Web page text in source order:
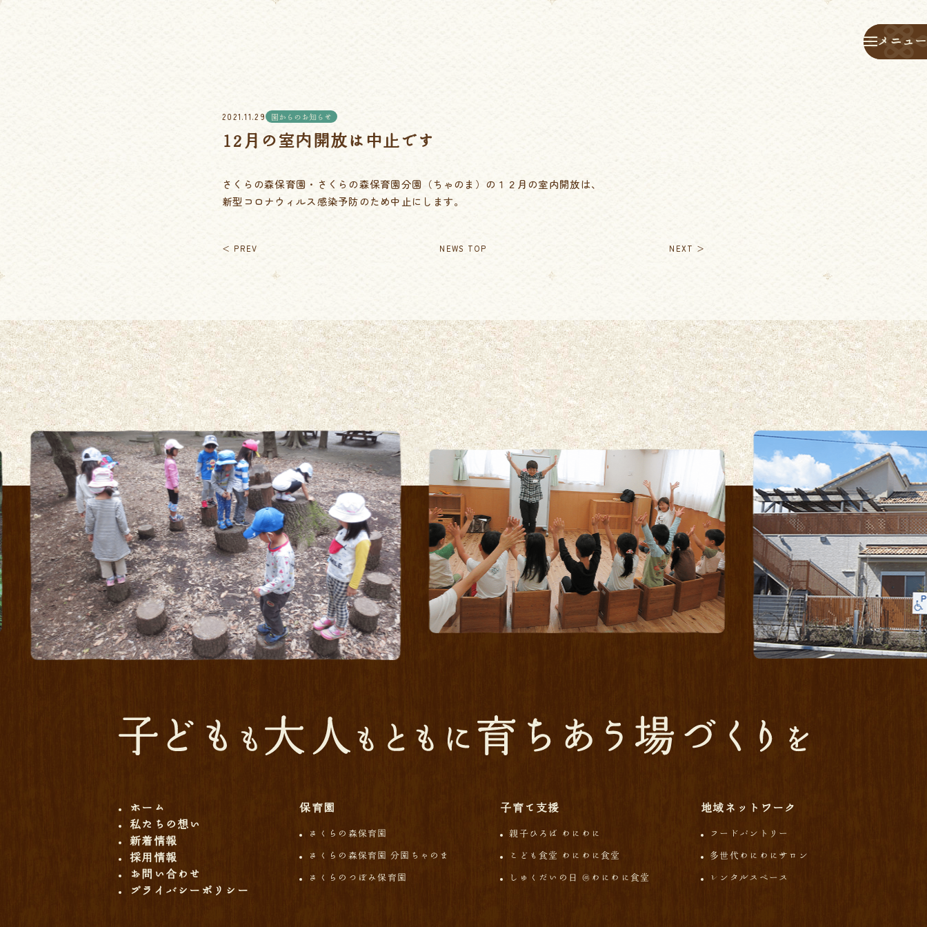
メニュー
メニュー
2021.11.29 園からのお知らせ
12月の室内開放は中止です
さくらの森保育園・さくらの森保育園分園（ちゃのま）の１２月の室内開放は、
新型コロナウィルス感染予防のため中止にします。
＜ PREV NEWS TOP NEXT ＞
ホーム
私たちの想い
新着情報
採用情報
お問い合わせ
プライバシーポリシー
保育園
さくらの森保育園
さくらの森保育園 分園ちゃのま
さくらのつぼみ保育園
子育て支援
親子ひろば わにわに
こども食堂 わにわに食堂
しゅくだいの日 ＠わにわに食堂
地域ネットワーク
フードパントリー
多世代わにわにサロン
レンタルスペース